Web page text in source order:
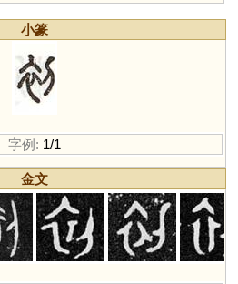
小篆
字例: 1/1
金文